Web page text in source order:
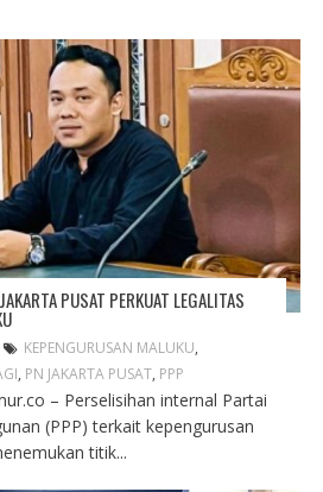
PUSAT PERKUAT LEGALITAS
KEPENGURUSAN MALUKU,
, PN JAKARTA PUSAT, PPP
– Perselisihan internal Partai
(PPP) terkait kepengurusan
titik...